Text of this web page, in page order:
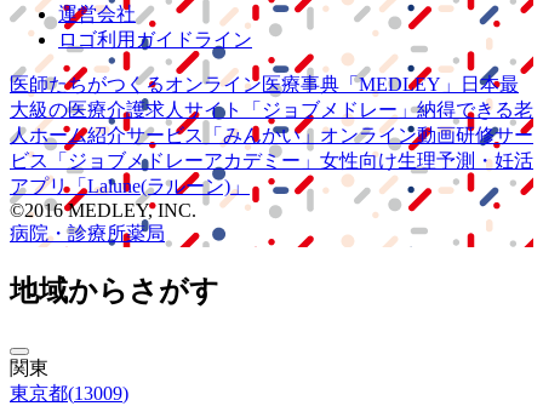
運営会社
ロゴ利用ガイドライン
医師たちがつくるオンライン医療事典 「MEDLEY」
日本最
大級の医療介護求人サイト 「ジョブメドレー」納得できる老
人ホーム紹介サービス
「みんかい」 オンライン動画研修サー
ビス
「ジョブメドレーアカデミー」 女性向け生理予測・妊活
アプリ「Lalune(ラルーン)」
©2016 MEDLEY, INC.
病院・診療所薬局
地域からさがす
関東
東京都(13009)